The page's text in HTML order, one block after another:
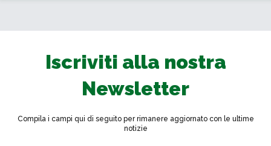
Iscriviti alla nostra
Newsletter
Compila i campi qui di seguito per rimanere aggiornato con le ultime
notizie